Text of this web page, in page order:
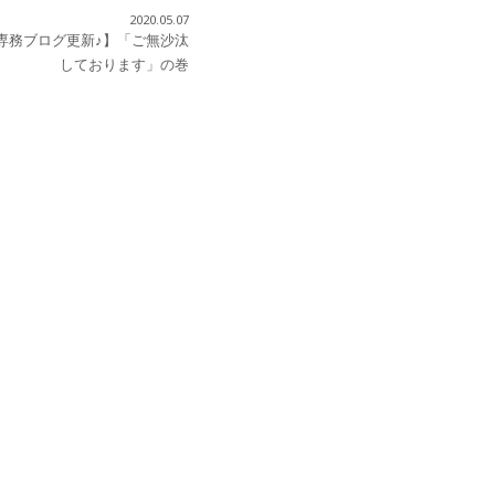
2020.05.07
務ブログ更新♪】「ご無沙汰
しております」の巻